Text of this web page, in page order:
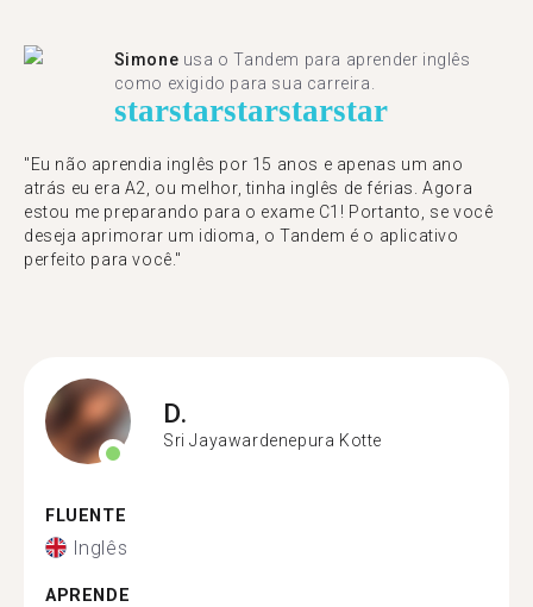
Simone usa o Tandem para aprender inglês
como exigido para sua carreira.
starstarstarstarstar
"Eu não aprendia inglês por 15 anos e apenas um ano
atrás eu era A2, ou melhor, tinha inglês de férias. Agora
estou me preparando para o exame C1! Portanto, se você
deseja aprimorar um idioma, o Tandem é o aplicativo
perfeito para você."
D.
Sri Jayawardenepura Kotte
FLUENTE
Inglês
APRENDE